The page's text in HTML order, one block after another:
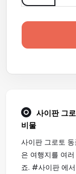
사이판 그
비물
사이판 그로토
은 여행지를 여
죠. #사이판 에서